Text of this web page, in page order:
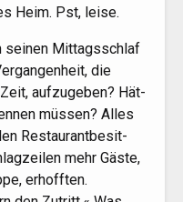
Heim. Pst, leise.
sei­nen Mit­tags­schlaf
die
auf­zu­ge­ben? Hät­
müs­sen? Alles
Restau­rant­be­sit­
mehr Gäs­te,
erhoff­ten.